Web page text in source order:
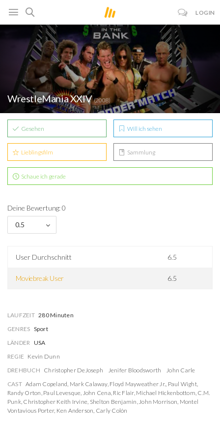
LOGIN
WrestleMania XXIV(2008)
Gesehen Will ich sehen
Lieblingsfilm Sammlung
Schaue ich gerade
Deine Bewertung: 0
0.5
User Durchschnitt 6.5
Moviebreak User 6.5
LAUFZEIT 280 Minuten
GENRES Sport
LÄNDER USA
REGIE Kevin Dunn
DREHBUCH Christopher DeJoseph Jenifer Bloodsworth
John Carle
CAST Adam Copeland, Mark Calaway, Floyd Mayweather Jr., Paul Wight,
Randy Orton, Paul Levesque, John Cena, Ric Flair, Michael Hickenbottom, C.M.
Punk, Christopher Keith Irvine, Shelton Benjamin,John Morrison, Montel
Vontavious Porter, Ken Anderson, Carly Colón